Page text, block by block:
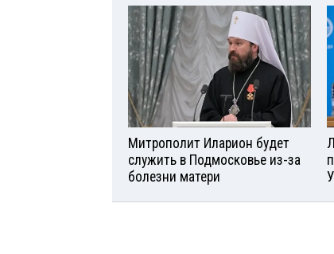
Митрополит Иларион будет
служить в Подмосковье из-за
болезни матери